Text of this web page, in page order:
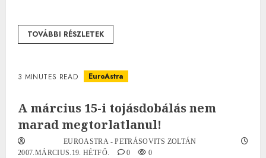
TOVÁBBI RÉSZLETEK
3 MINUTES READ EuroAstra
A március 15-i tojásdobálás nem
marad megtorlatlanul!
EUROASTRA - PETRÁSOVITS ZOLTÁN
2007.MÁRCIUS.19. HÉTFŐ.
0 0